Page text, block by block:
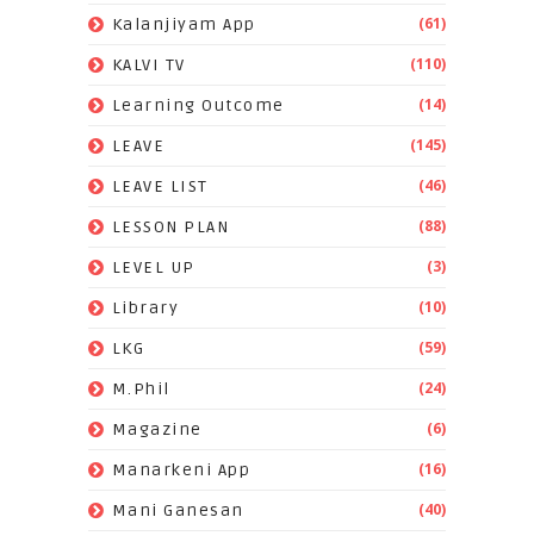
Kalanjiyam App (61)
KALVI TV (110)
Learning Outcome (14)
LEAVE (145)
LEAVE LIST (46)
LESSON PLAN (88)
LEVEL UP (3)
Library (10)
LKG (59)
M.Phil (24)
Magazine (6)
Manarkeni App (16)
Mani Ganesan (40)